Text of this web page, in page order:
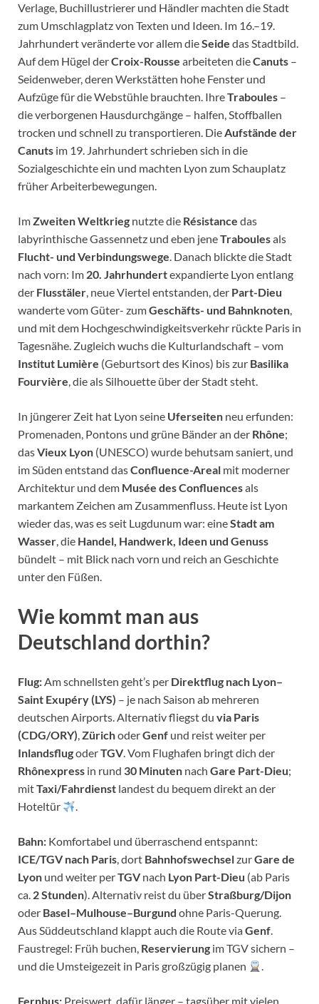
Verlage, Buchillustrierer und Händler machten die Stadt
zum Umschlagplatz von Texten und Ideen. Im 16.–19.
Jahrhundert veränderte vor allem dieSeide das Stadtbild.
Auf dem Hügel derCroix-Rousse arbeiteten dieCanuts –
Seidenweber, deren Werkstätten hohe Fenster und
Aufzüge für die Webstühle brauchten. IhreTraboules –
die verborgenen Hausdurchgänge – halfen, Stoffballen
trocken und schnell zu transportieren. DieAufstände der
Canuts im 19. Jahrhundert schrieben sich in die
Sozialgeschichte ein und machten Lyon zum Schauplatz
früher Arbeiterbewegungen.
ImZweiten Weltkrieg nutzte die Résistance das
labyrinthische Gassennetz und eben jeneTraboulesals
Flucht- und Verbindungswege. Danach blickte die Stadt
nach vorn: Im 20. Jahrhundertexpandierte Lyon entlang
der Flusstäler, neue Viertel entstanden, der Part-Dieu
wanderte vom Güter- zumGeschäfts- und Bahnknoten,
und mit dem Hochgeschwindigkeitsverkehr rückte Paris in
Tagesnähe. Zugleich wuchs die Kulturlandschaft – vom
Institut Lumière (Geburtsort des Kinos) bis zur Basilika
Fourvière, die als Silhouette über der Stadt steht.
In jüngerer Zeit hat Lyon seine Uferseiten neu erfunden:
Promenaden, Pontons und grüne Bänder an der Rhône;
dasVieux Lyon (UNESCO) wurde behutsam saniert, und
im Süden entstand dasConfluence-Areal mit moderner
Architektur und dem Musée des Confluencesals
markantem Zeichen am Zusammenfluss. Heute ist Lyon
wieder das, was es seit Lugdunum war: eineStadt am
Wasser, die Handel, Handwerk, Ideen und Genuss
bündelt – mit Blick nach vorn und reich an Geschichte
unter den Füßen.
Wie kommt man aus
Deutschland dorthin?
Flug:Am schnellsten geht’s per Direktflug nach Lyon–
Saint Exupéry (LYS) – je nach Saison ab mehreren
deutschen Airports. Alternativ fliegst du via Paris
(CDG/ORY),ZürichoderGenf und reist weiter per
InlandsflugoderTGV. Vom Flughafen bringt dich der
Rhônexpress in rund 30 Minuten nach Gare Part-Dieu;
mitTaxi/Fahrdienst landest du bequem direkt an der
Hoteltür
.
Bahn: Komfortabel und überraschend entspannt:
ICE/TGV nach Paris, dort BahnhofswechselzurGare de
Lyon und weiter perTGV nach Lyon Part-Dieu (ab Paris
ca. 2 Stunden). Alternativ reist du überStraßburg/Dijon
oder Basel–Mulhouse–Burgund ohne Paris-Querung.
Aus Süddeutschland klappt auch die Route viaGenf.
Faustregel: Früh buchen, Reservierung im TGV sichern –
und die Umsteigezeit in Paris großzügig planen
.
Fernbus: Preiswert, dafür länger – tagsüber mit vielen